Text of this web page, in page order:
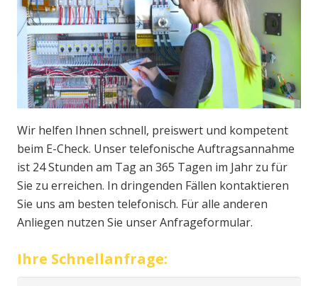
Wir helfen Ihnen schnell, preiswert und kompetent
beim E-Check. Unser telefonische Auftragsannahme
ist 24 Stunden am Tag an 365 Tagen im Jahr zu für
Sie zu erreichen. In dringenden Fällen kontaktieren
Sie uns am besten telefonisch. Für alle anderen
Anliegen nutzen Sie unser Anfrageformular.
Ihre Schnellanfrage: